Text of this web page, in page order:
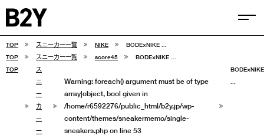
COLUMN
SELECTIONS
TOP スニーカー一覧 NIKE
BODE×NIKE ...
TOP
スニーカー一覧 score45
BODE×NIKE ...
TOP
ス
ニ
ー
カ
ー
一
Warning: foreach() argument must be of type
array|object, bool given in
/home/r6592276/public_html/b2y.jp/wp-
content/themes/sneakermemo/single-
sneakers.php on line53
BODE×NIKE